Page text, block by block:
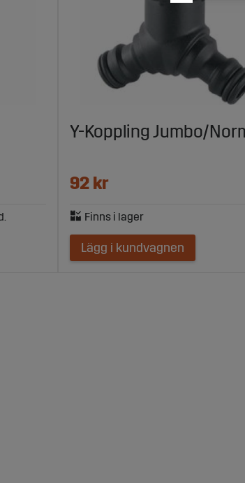
Y-Koppling Jumbo/
92 kr
Lägg i kundvagnen